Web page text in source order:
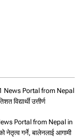
1 News Portal from Nepal
विद्यार्थी उत्तीर्ण
Portal from Nepal in
नेतृत्व गर्ने, बालेनलाई आगामी